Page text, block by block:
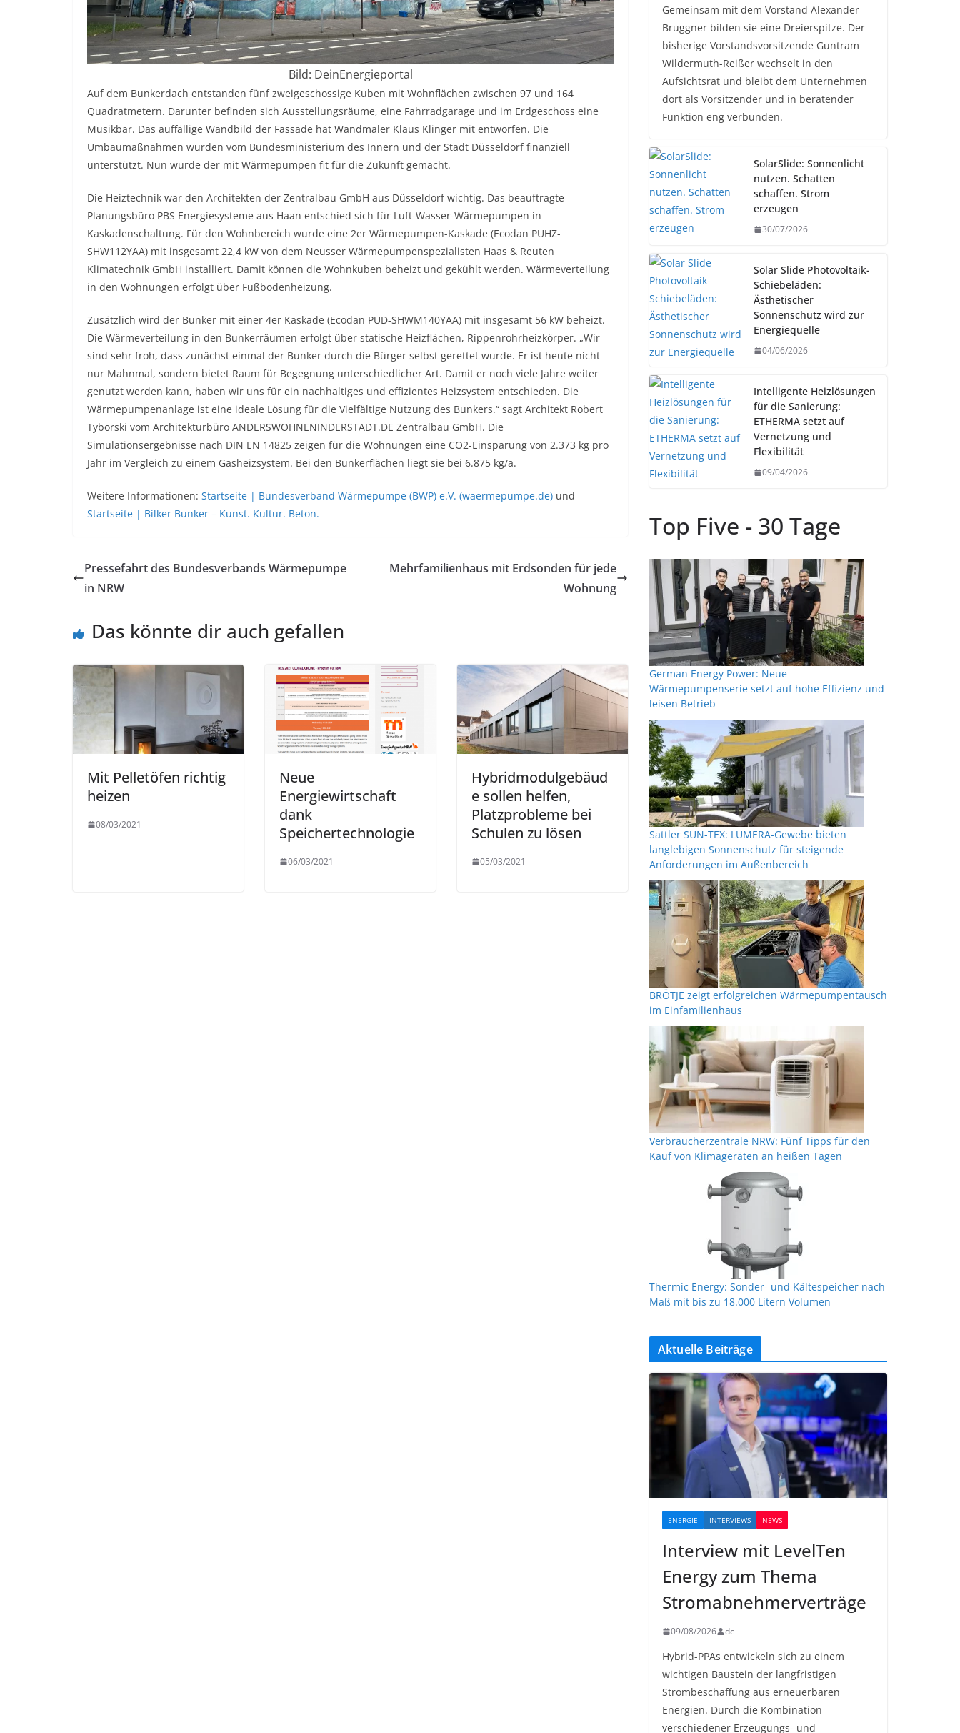
Bild: DeinEnergieportal
Auf dem Bunkerdach entstanden fünf zweigeschossige Kuben mit Wohnflächen zwischen 97 und 164
Quadratmetern. Darunter befinden sich Ausstellungsräume, eine Fahrradgarage und im Erdgeschoss eine
Musikbar. Das auffällige Wandbild der Fassade hat Wandmaler Klaus Klinger mit entworfen. Die
Umbaumaßnahmen wurden vom Bundesministerium des Innern und der Stadt Düsseldorf finanziell
unterstützt. Nun wurde der mit Wärmepumpen fit für die Zukunft gemacht.
Die Heiztechnik war den Architekten der Zentralbau GmbH aus Düsseldorf wichtig. Das beauftragte
Planungsbüro PBS Energiesysteme aus Haan entschied sich für Luft-Wasser-Wärmepumpen in
Kaskadenschaltung. Für den Wohnbereich wurde eine 2er Wärmepumpen-Kaskade (Ecodan PUHZ-
SHW112YAA) mit insgesamt 22,4 kW von dem Neusser Wärmepumpenspezialisten Haas & Reuten
Klimatechnik GmbH installiert. Damit können die Wohnkuben beheizt und gekühlt werden. Wärmeverteilung
in den Wohnungen erfolgt über Fußbodenheizung.
Zusätzlich wird der Bunker mit einer 4er Kaskade (Ecodan PUD-SHWM140YAA) mit insgesamt 56 kW beheizt.
Die Wärmeverteilung in den Bunkerräumen erfolgt über statische Heizflächen, Rippenrohrheizkörper. „Wir
sind sehr froh, dass zunächst einmal der Bunker durch die Bürger selbst gerettet wurde. Er ist heute nicht
nur Mahnmal, sondern bietet Raum für Begegnung unterschiedlicher Art. Damit er noch viele Jahre weiter
genutzt werden kann, haben wir uns für ein nachhaltiges und effizientes Heizsystem entschieden. Die
Wärmepumpenanlage ist eine ideale Lösung für die Vielfältige Nutzung des Bunkers.“ sagt Architekt Robert
Tyborski vom Architekturbüro ANDERSWOHNENINDERSTADT.DE Zentralbau GmbH. Die
Simulationsergebnisse nach DIN EN 14825 zeigen für die Wohnungen eine CO2-Einsparung von 2.373 kg pro
Jahr im Vergleich zu einem Gasheizsystem. Bei den Bunkerflächen liegt sie bei 6.875 kg/a.
Weitere Informationen: Startseite | Bundesverband Wärmepumpe (BWP) e.V. (waermepumpe.de) und
Startseite | Bilker Bunker – Kunst. Kultur. Beton.
Pressefahrt des Bundesverbands Wärmepumpe
in NRW
Mehrfamilienhaus mit Erdsonden für jede
Wohnung
Das könnte dir auch gefallen
Mit Pelletöfen richtig
heizen
08/03/2021
Neue
Energiewirtschaft
dank
Speichertechnologie
06/03/2021
Hybridmodulgebäud
e sollen helfen,
Platzprobleme bei
Schulen zu lösen
05/03/2021
Gemeinsam mit dem Vorstand Alexander
Bruggner bilden sie eine Dreierspitze. Der
bisherige Vorstandsvorsitzende Guntram
Wildermuth-Reißer wechselt in den
Aufsichtsrat und bleibt dem Unternehmen
dort als Vorsitzender und in beratender
Funktion eng verbunden.
SolarSlide: Sonnenlicht
nutzen. Schatten
schaffen. Strom
erzeugen
30/07/2026
Solar Slide Photovoltaik-
Schiebeläden:
Ästhetischer
Sonnenschutz wird zur
Energiequelle
04/06/2026
Intelligente Heizlösungen
für die Sanierung:
ETHERMA setzt auf
Vernetzung und
Flexibilität
09/04/2026
Top Five - 30 Tage
German Energy Power: Neue
Wärmepumpenserie setzt auf hohe Effizienz und
leisen Betrieb
Sattler SUN-TEX: LUMERA-Gewebe bieten
langlebigen Sonnenschutz für steigende
Anforderungen im Außenbereich
BRÖTJE zeigt erfolgreichen Wärmepumpentausch
im Einfamilienhaus
Verbraucherzentrale NRW: Fünf Tipps für den
Kauf von Klimageräten an heißen Tagen
Thermic Energy: Sonder- und Kältespeicher nach
Maß mit bis zu 18.000 Litern Volumen
Aktuelle Beiträge
ENERGIE INTERVIEWS NEWS
Interview mit LevelTen
Energy zum Thema
Stromabnehmerverträge
09/08/2026 dc
Hybrid-PPAs entwickeln sich zu einem
wichtigen Baustein der langfristigen
Strombeschaffung aus erneuerbaren
Energien. Durch die Kombination
verschiedener Erzeugungs- und